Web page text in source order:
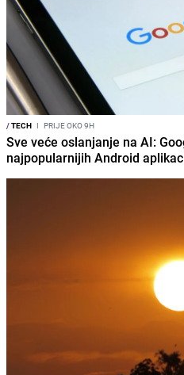
/TECH I PRIJE OKO 9H
Sve veće oslanjanje na AI:
najpopularnijih Android